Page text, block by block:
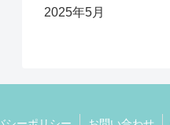
2025年5月